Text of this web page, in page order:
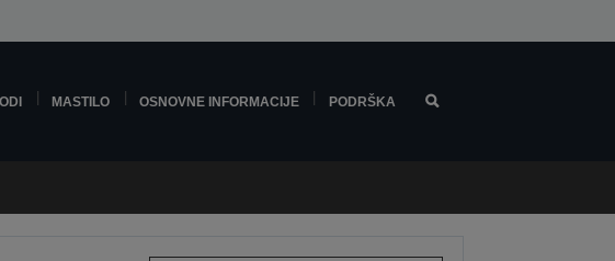
MASTILO OSNOVNE INFORMACIJE PODRŠKA